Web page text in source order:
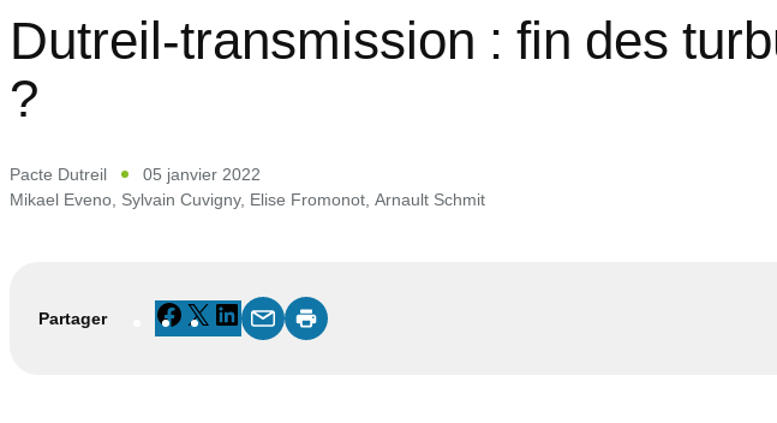
Dutreil-transmission : fin des
?
Pacte Dutreil
05 janvier 2022
Mikael Eveno Sylvain Cuvigny, Elise Fromonot Arnault Schmit
Partager Facebook
X LinkedIn